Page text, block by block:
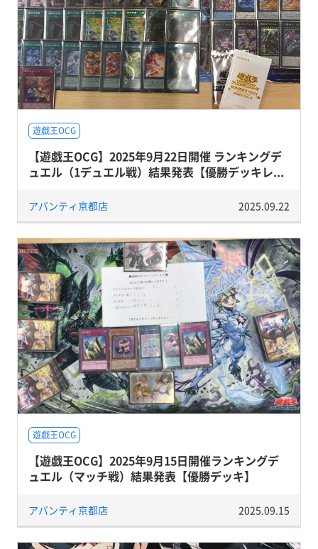
遊戯王OCG
【遊戯王OCG】2025年9月22日開催 ランキングデ
ュエル（1デュエル戦）結果発表【優勝デッキレ...
アバンティ京都店 2025.09.22
遊戯王OCG
【遊戯王OCG】2025年9月15日開催ランキングデ
ュエル（マッチ戦）結果発表【優勝デッキ】
アバンティ京都店 2025.09.15